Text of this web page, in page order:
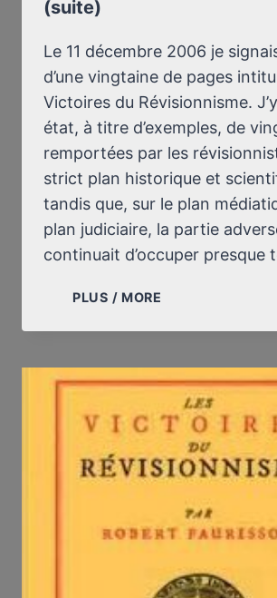
(suite)
Le 11 décembre 2006 je
d’une vingtaine de pages
Victoires du Révisionnisme.
état, à titre d’exemples, de
remportées par les
strict plan historique et
tandis que, sur le plan
plan judiciaire, la partie
continuait d’occuper presque
PLUS / MORE
DU
(SUITE)